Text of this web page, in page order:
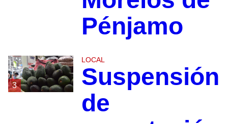
Pénjamo
3
LOCAL
Suspensión
de